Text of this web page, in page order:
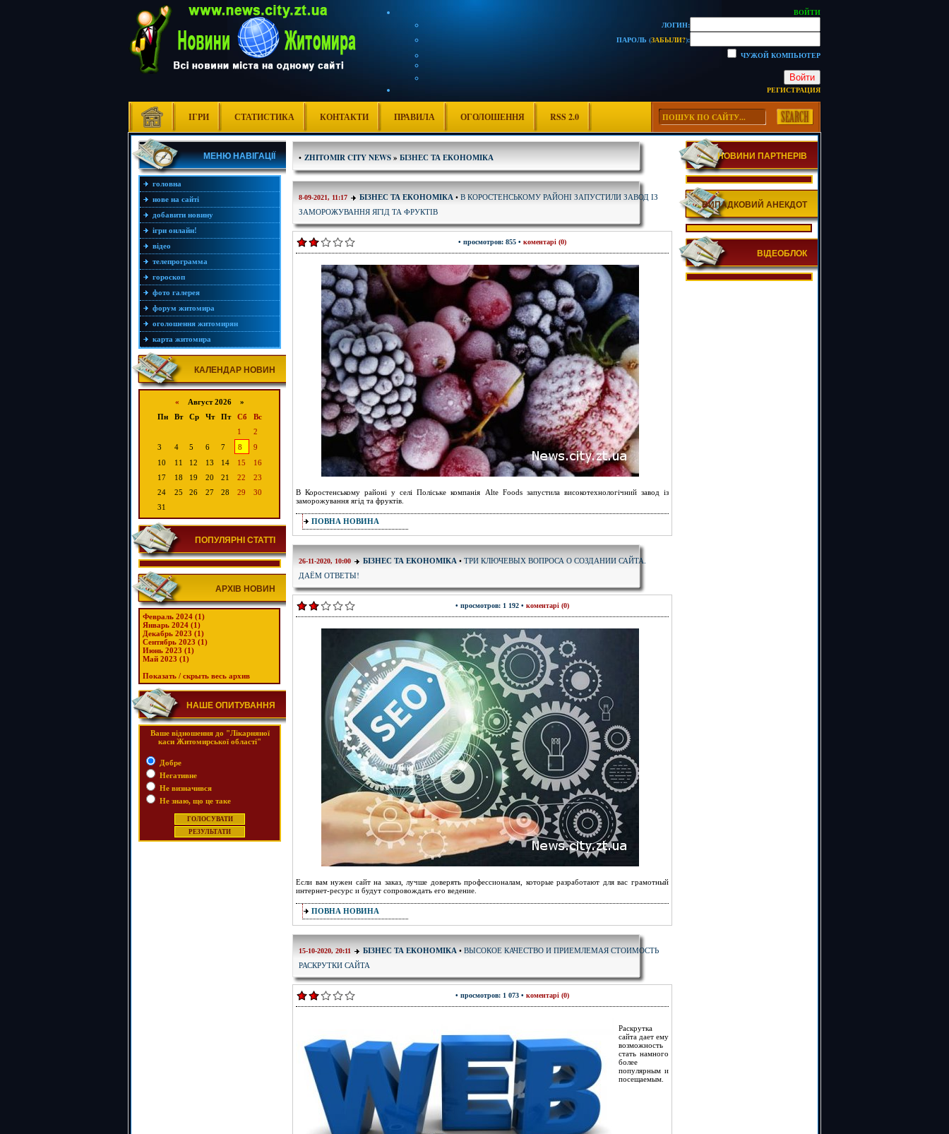
ВОЙТИ
ЛОГИН:
ПАРОЛЬ (ЗАБЫЛИ?):
ЧУЖОЙ КОМПЬЮТЕР
Войти
РЕГИСТРАЦИЯ
ІГРИ СТАТИСТИКА КОНТАКТИ ПРАВИЛА ОГОЛОШЕННЯ RSS 2.0
МЕНЮ НАВІГАЦІЇ
головна
нове на сайті
добавити новину
ігри онлайн!
відео
телепрограмма
гороскоп
фото галерея
форум житомира
оголошення житомирян
карта житомира
КАЛЕНДАР НОВИН
« Август 2026 »
Пн
Вт Ср Чт Пт Сб
Вс
1
2
3
4 5 6 7 8
9
10
11 12 13 14 15
16
17
18 19 20 21 22
23
24
25 26 27 28 29
30
31
ПОПУЛЯРНІ СТАТТІ
АРХІВ НОВИН
Февраль 2024 (1)
Январь 2024 (1)
Декабрь 2023 (1)
Сентябрь 2023 (1)
Июнь 2023 (1)
Май 2023 (1)
Показать / скрыть весь архив
НАШЕ ОПИТУВАННЯ
Ваше відношення до "Лікарняної
каси Житомирської області"
Добре
Негативне
Не визначився
Не знаю, що це таке
• ZHITOMIR CITY NEWS» БІЗНЕС ТА ЕКОНОМІКА
8-09-2021, 11:17 БІЗНЕС ТА ЕКОНОМІКА • В КОРОСТЕНСЬКОМУ РАЙОНІ ЗАПУСТИЛИ ЗАВОД ІЗ
ЗАМОРОЖУВАННЯ ЯГІД ТА ФРУКТІВ
• просмотров: 855 • коментарі (0)
В Коростенському районі у селі Поліське компанія Alte Foods запустила високотехнологічний завод із
заморожування ягід та фруктів.
ПОВНА НОВИНА
26-11-2020, 10:00 БІЗНЕС ТА ЕКОНОМІКА • ТРИ КЛЮЧЕВЫХ ВОПРОСА О СОЗДАНИИ САЙТА.
ДАЁМ ОТВЕТЫ!
• просмотров: 1 192 • коментарі (0)
Если вам нужен сайт на заказ, лучше доверять профессионалам, которые разработают для вас грамотный
интернет-ресурс и будут сопровождать его ведение.
ПОВНА НОВИНА
15-10-2020, 20:11 БІЗНЕС ТА ЕКОНОМІКА • ВЫСОКОЕ КАЧЕСТВО И ПРИЕМЛЕМАЯ СТОИМОСТЬ
РАСКРУТКИ САЙТА
• просмотров: 1 073 • коментарі (0)
Раскрутка
сайта дает ему
возможность
стать намного
более
популярным и
посещаемым.
НОВИНИ ПАРТНЕРІВ
ВИПАДКОВИЙ АНЕКДОТ
ВІДЕОБЛОК